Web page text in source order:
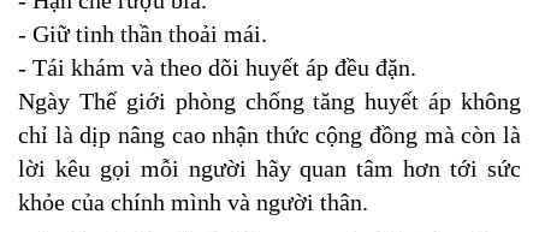
- Giữ tinh thần thoải mái.
- Tái khám và theo dõi huyết áp đều đặn.
Ngày Thế giới phòng chống tăng huyết áp không
chỉ là dịp nâng cao nhận thức cộng đồng mà còn là
lời kêu gọi mỗi người hãy quan tâm hơn tới sức
khỏe của chính mình và người thân.